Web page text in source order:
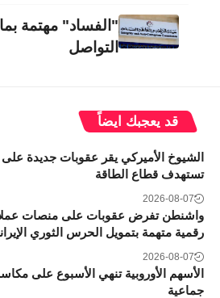
"الفساد" مهتمة
التواصل
قد يعجبك ايضاً
الشيوخ الأميركي يقر عقوبات جديدة
تستهدف قطاع الطاقة
2026-08-07
واشنطن تفرض عقوبات على منصات
رقمية متهمة بتمويل الحرس الثوري
2026-08-07
الأسهم الأوروبية تنهي الأسبوع على
جماعية